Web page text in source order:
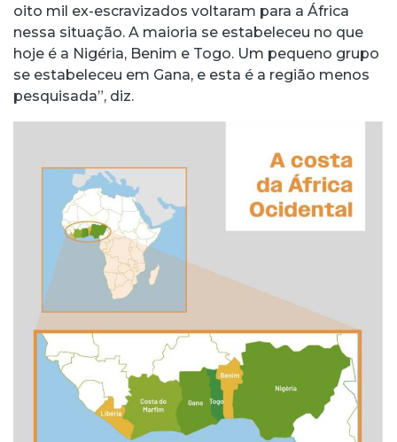
oito mil ex-escravizados voltaram para a África
nessa situação. A maioria se estabeleceu no que
hoje é a Nigéria, Benim e Togo. Um pequeno grupo
se estabeleceu em Gana, e esta é a região menos
pesquisada”, diz.